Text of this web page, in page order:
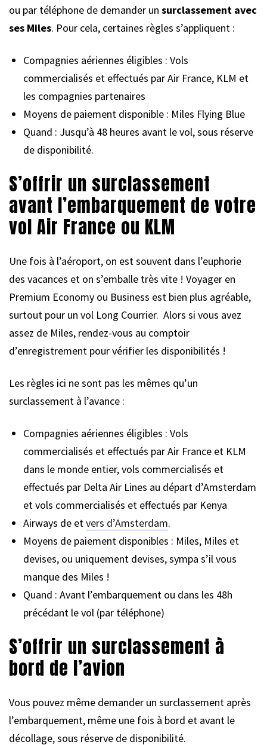
ou par téléphone de demander un surclassement avec
ses Miles. Pour cela, certaines règles s’appliquent :
Compagnies aériennes éligibles : Vols
commercialisés et effectués par Air France, KLM et
les compagnies partenaires
Moyens de paiement disponible : Miles Flying Blue
Quand : Jusqu’à 48 heures avant le vol, sous réserve
de disponibilité.
S’offrir un surclassement
avant l’embarquement de votre
vol Air France ou KLM
Une fois à l’aéroport, on est souvent dans l’euphorie
des vacances et on s’emballe très vite ! Voyager en
Premium Economy ou Business est bien plus agréable,
surtout pour un vol Long Courrier. Alors si vous avez
assez de Miles, rendez-vous au comptoir
d’enregistrement pour vérifier les disponibilités !
Les règles ici ne sont pas les mêmes qu’un
surclassement à l’avance :
Compagnies aériennes éligibles : Vols
commercialisés et effectués par Air France et KLM
dans le monde entier, vols commercialisés et
effectués par Delta Air Lines au départ d’Amsterdam
et vols commercialisés et effectués par Kenya
Airways de etvers d’Amsterdam.
Moyens de paiement disponibles : Miles, Miles et
devises, ou uniquement devises, sympa s’il vous
manque des Miles !
Quand : Avant l’embarquement ou dans les 48h
précédant le vol (par téléphone)
S’offrir un surclassement à
bord de l’avion
Vous pouvez même demander un surclassement après
l’embarquement, même une fois à bord et avant le
décollage, sous réserve de disponibilité.